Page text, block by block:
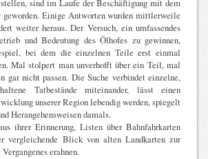
sind im Laufe der Beschäftigung mit dem
Einige Antworten wurden mittlerweile
weiter heraus. Der Versuch, ein umfassendes
und Bedeutung des Ölhofes zu gewinnen,
bei dem die einzelnen Teile erst einmal
Mal stolpert man unverhofft über ein Teil, mal
gar nicht passen. Die Suche verbindet einzelne,
Tatbestände miteinander, lässt einen
unserer Region lebendig werden, spiegelt
Herangehensweisen damals.
ihrer Erinnerung, Listen über Bahnfahrkarten
vergleichende Blick von alten Landkarten zur
erahnen.